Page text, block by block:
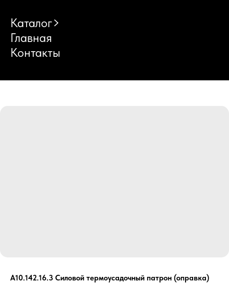
Каталог
Главная
Контакты
A10.142.16.3 Силовой термоусадочный патрон (оправка)